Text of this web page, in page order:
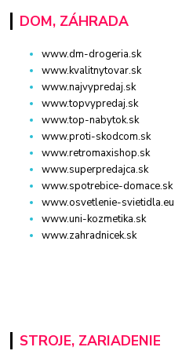
DOM, ZÁHRADA
www.dm-drogeria.sk
www.kvalitnytovar.sk
www.najvypredaj.sk
www.topvypredaj.sk
www.top-nabytok.sk
www.proti-skodcom.sk
www.retromaxishop.sk
www.superpredajca.sk
www.spotrebice-domace.sk
www.osvetlenie-svietidla.eu
www.uni-kozmetika.sk
www.zahradnicek.sk
STROJE, ZARIADENIE